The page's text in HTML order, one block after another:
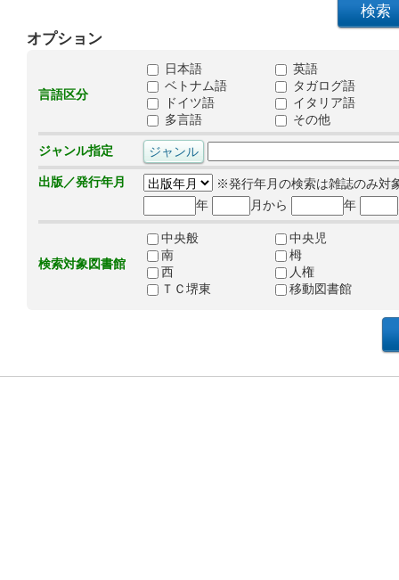
オプション
言語区分
日本語
英語
ベトナム語
タガログ語
ドイツ語
イタリア語
多言語
その他
ジャンル指定
出版／発行年月
※発行年月の検索は雑誌のみ対
年
月から 年
検索対象図書館
中央般
中央児
南
栂
西
人権
ＴＣ堺東
移動図書館